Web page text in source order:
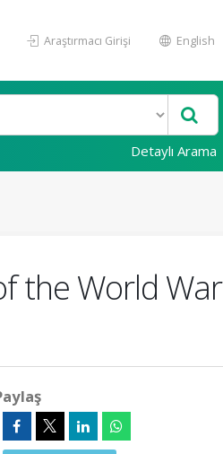
Araştırmacı Girişi English
Detaylı Arama
the World War